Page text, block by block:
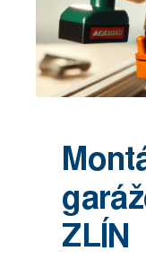
ZLÍN